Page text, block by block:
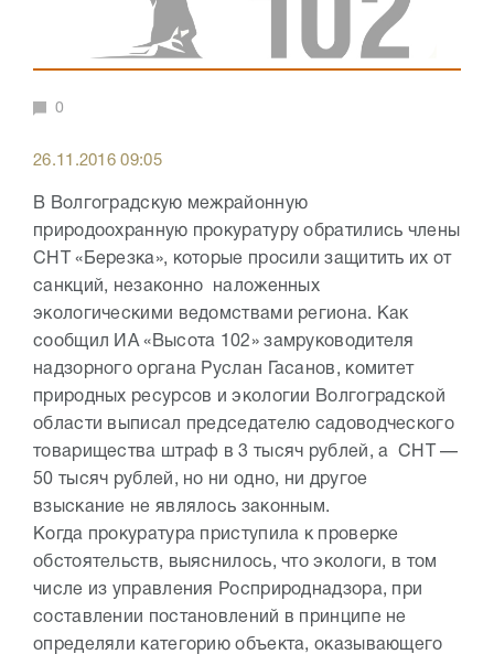
0
26.11.2016 09:05
В Волгоградскую межрайонную
природоохранную прокуратуру обратились члены
СНТ «Березка», которые просили защитить их от
санкций, незаконно наложенных
экологическими ведомствами региона. Как
сообщил ИА «Высота 102» замруководителя
надзорного органа Руслан Гасанов, комитет
природных ресурсов и экологии Волгоградской
области выписал председателю садоводческого
товарищества штраф в 3 тысяч рублей, а СНТ —
50 тысяч рублей, но ни одно, ни другое
взыскание не являлось законным.
Когда прокуратура приступила к проверке
обстоятельств, выяснилось, что экологи, в том
числе из управления Росприроднадзора, при
составлении постановлений в принципе не
определяли категорию объекта, оказывающего